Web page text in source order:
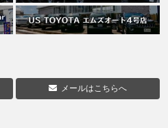
メールはこちらへ